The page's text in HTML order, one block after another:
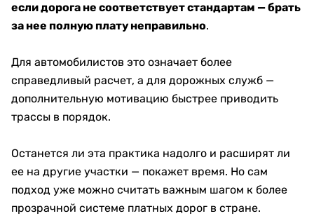
если дорога не соответствует стандартам — брать
за нее полную плату неправильно.
Для автомобилистов это означает более
справедливый расчет, а для дорожных служб —
дополнительную мотивацию быстрее приводить
трассы в порядок.
Останется ли эта практика надолго и расширят ли
ее на другие участки — покажет время. Но сам
подход уже можно считать важным шагом к более
прозрачной системе платных дорог в стране.